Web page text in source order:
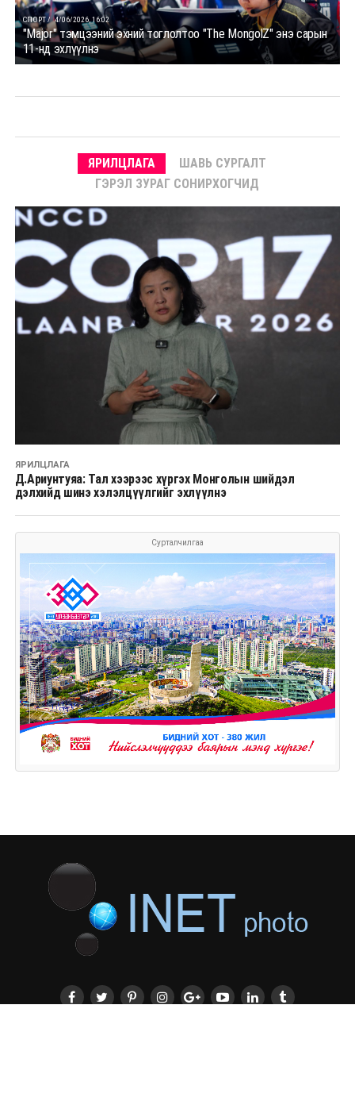
СПОРТ / 4/06/2026, 16:02
"Major" тэмцээний эхний тоглолтоо "The MongolZ" энэ сарын
11-нд эхлүүлнэ
ЯРИЛЦЛАГА
ШАВЬ СУРГАЛТ
ГЭРЭЛ ЗУРАГ СОНИРХОГЧИД
ЯРИЛЦЛАГА
Д.Ариунтуяа: Тал хээрээс хүргэх Монголын шийдэл
дэлхийд шинэ хэлэлцүүлгийг эхлүүлнэ
Сурталчилгаа